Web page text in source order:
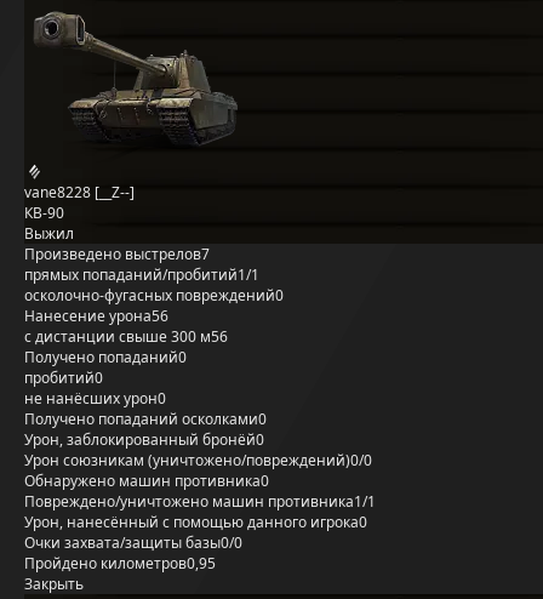
vane8228 [__Z--]
КВ-90
Выжил
Произведено выстрелов7
прямых попаданий/пробитий1/1
осколочно-фугасных повреждений0
Нанесение урона56
с дистанции свыше 300 м56
Получено попаданий0
пробитий0
не нанёсших урон0
Получено попаданий осколками0
Урон, заблокированный бронёй0
Урон союзникам (уничтожено/повреждений)0/0
Обнаружено машин противника0
Повреждено/уничтожено машин противника1/1
Урон, нанесённый с помощью данного игрока0
Очки захвата/защиты базы0/0
Пройдено километров0,95
Закрыть